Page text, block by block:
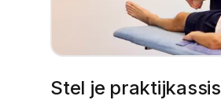
Stel je